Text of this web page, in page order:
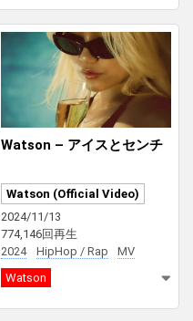
Watson – アイスとセンチ
Watson (Official Video)
2024/11/13
774,146回再生
2024
HipHop / Rap
MV
Watson